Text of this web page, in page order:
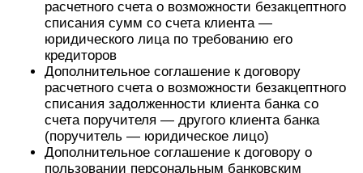
расчетного счета о возможности безакцептного
списания сумм со счета клиента —
юридического лица по требованию его
кредиторов
Дополнительное соглашение к договору
расчетного счета о возможности безакцептного
списания задолженности клиента банка со
счета поручителя — другого клиента банка
(поручитель — юридическое лицо)
Дополнительное соглашение к договору о
пользовании персональным банковским